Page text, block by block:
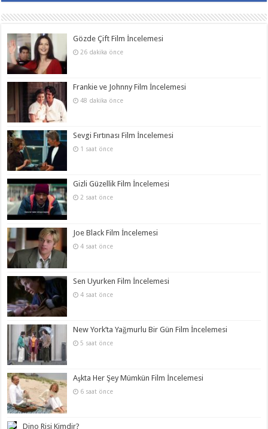
Gözde Çift Film İncelemesi
26 dakika önce
Frankie ve Johnny Film İncelemesi
48 dakika önce
Sevgi Fırtınası Film İncelemesi
1 saat önce
Gizli Güzellik Film İncelemesi
2 saat önce
Joe Black Film İncelemesi
4 saat önce
Sen Uyurken Film İncelemesi
4 saat önce
New York’ta Yağmurlu Bir Gün Film İncelemesi
5 saat önce
Aşkta Her Şey Mümkün Film İncelemesi
6 saat önce
Dino Risi Kimdir?